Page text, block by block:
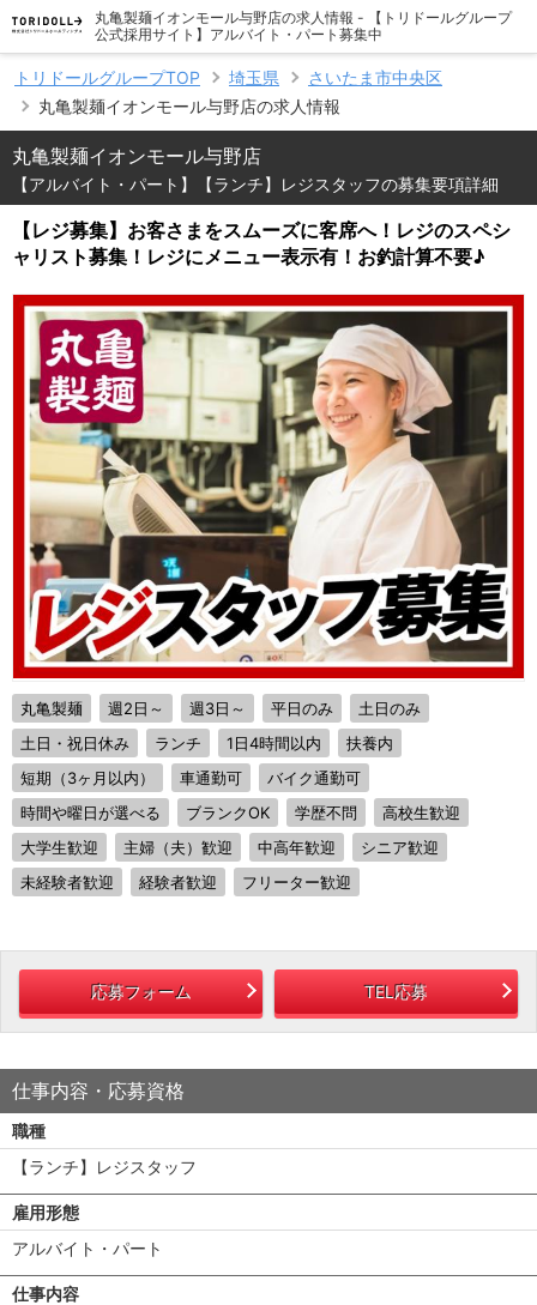
丸亀製麺イオンモール与野店の求人情報 - 【トリドールグループ
公式採用サイト】アルバイト・パート募集中
トリドールグループTOP 埼玉県
さいたま市中央区
丸亀製麺イオンモール与野店の求人情報
丸亀製麺イオンモール与野店
【アルバイト・パート】【ランチ】レジスタッフの募集要項詳細
【レジ募集】お客さまをスムーズに客席へ！レジのスペシ
ャリスト募集！レジにメニュー表示有！お釣計算不要♪
丸亀製麺 週2日～ 週3日～ 平日のみ
土日のみ
土日・祝日休み
ランチ 1日4時間以内
扶養内
短期（3ヶ月以内）
車通勤可
バイク通勤可
時間や曜日が選べる
ブランクOK 学歴不問
高校生歓迎
大学生歓迎
主婦（夫）歓迎 中高年歓迎
シニア歓迎
未経験者歓迎
経験者歓迎 フリーター歓迎
応募フォーム TEL応募
仕事内容・応募資格
職種
【ランチ】レジスタッフ
雇用形態
アルバイト・パート
仕事内容